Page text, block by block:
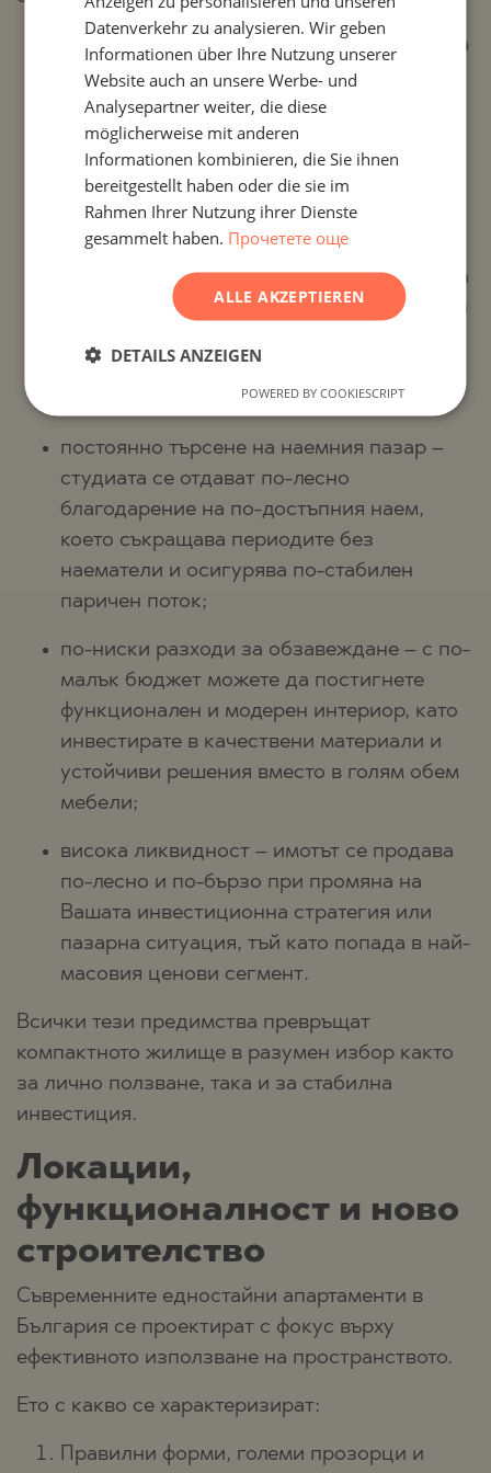
по-нисък бюджет за покупка – позволява
по-достъпно финансиране, по-малко
самоучастие и по-нисък кредитен риск,
което прави имота подходящ както за
първа инвестиция, така и за по-
консервативна финансова стратегия;
минимални разходи за поддръжка –
ограничената площ значително намалява
сметките за отопление, електроенергия и
което оптимизира дългосрочните
постоянно търсене на наемния пазар –
студиата се отдават по-лесно
благодарение на по-достъпния наем,
което съкращава периодите без
наематели и осигурява по-стабилен
паричен поток;
по-ниски разходи за обзавеждане – с по-
малък бюджет можете да постигнете
функционален и модерен интериор, като
инвестирате в качествени материали и
устойчиви решения вместо в голям обем
мебели;
висока ликвидност – имотът се продава
по-лесно и по-бързо при промяна на
Вашата инвестиционна стратегия или
пазарна ситуация, тъй като попада в най-
масовия ценови сегмент.
Всички тези предимства превръщат
компактното жилище в разумен избор както
за лично ползване, така и за стабилна
инвестиция.
Локации,
функционалност и ново
строителство
Съвременните едностайни апартаменти в
България се проектират с фокус върху
ефективното използване на пространството.
Ето с какво се характеризират:
Правилни форми, големи прозорци и
GERMAN
FRENCH
ROMANIAN
Datenverkehr zu analysieren. Wir geben
Informationen über Ihre Nutzung unserer
Website auch an unsere Werbe- und
Analysepartner weiter, die diese
möglicherweise mit anderen
Informationen kombinieren, die Sie ihnen
bereitgestellt haben oder die sie im
Rahmen Ihrer Nutzung ihrer Dienste
gesammelt haben. Прочетете още
ALLE AKZEPTIEREN
DETAILS ANZEIGEN
POWERED BY COOKIESCRIPT